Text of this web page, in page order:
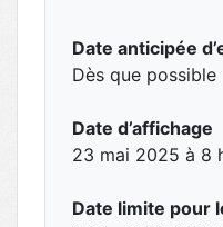
Date anticipée
Dès que possible
Date
23 mai 2025 à 8
Date limite pour